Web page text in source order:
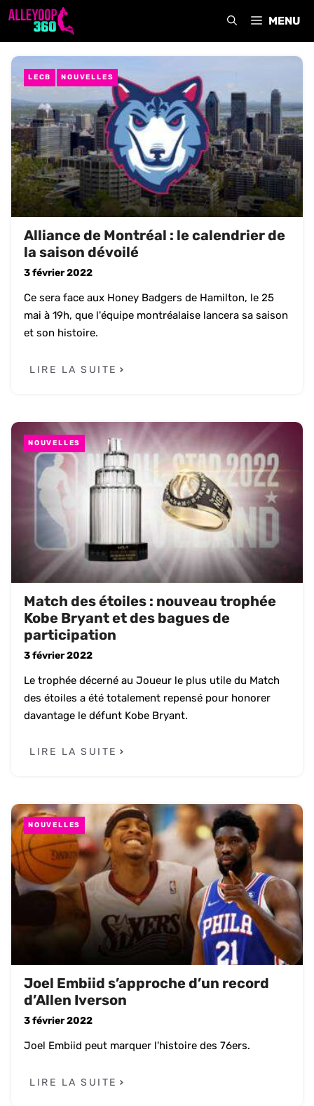
Aller
MENU
LECB NOUVELLES
Alliance de Montréal : le calendrier de
la saison dévoilé
3 février 2022
Ce sera face aux Honey Badgers de Hamilton, le 25
mai à 19h, que l'équipe montréalaise lancera sa saison
et son histoire.
LIRE LA SUITE
NOUVELLES
Match des étoiles : nouveau trophée
Kobe Bryant et des bagues de
participation
3 février 2022
Le trophée décerné au Joueur le plus utile du Match
des étoiles a été totalement repensé pour honorer
davantage le défunt Kobe Bryant.
LIRE LA SUITE
NOUVELLES
Joel Embiid s’approche d’un record
d’Allen Iverson
3 février 2022
Joel Embiid peut marquer l'histoire des 76ers.
LIRE LA SUITE